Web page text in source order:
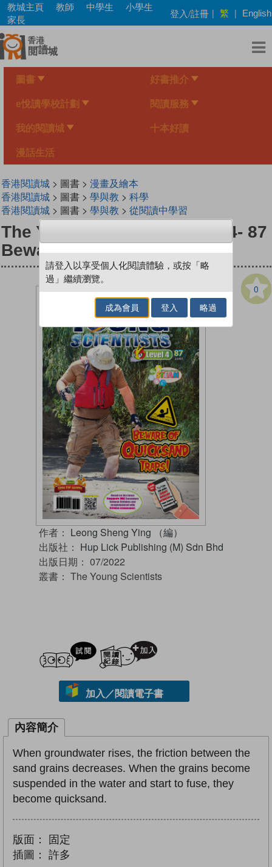
Skip
main
content
教城主頁 教師 中學生
小學生
家長
登入/註冊 | 繁 | English
圖書 好書推介
e悅讀學校計劃 閱讀服務
我的閱讀城 十本好讀
漫話生活
香港閱讀城> 圖書 > 漫畫及繪本
香港閱讀城> 圖書 > 學與教 > 科學
香港閱讀城> 圖書 > 學與教 > 從閱讀中學習
The Young Scientists Level 4- 87
Beware of Quicksand Traps!
0
作者： Leong Sheng Ying （編）
出版社： Hup Lick Publishing (M) Sdn Bhd
出版日期： 07/2022
叢書： The Young Scientists
試閲
加入／閱讀電子書
內容簡介
When groundwater rises, the friction between the
sand grains decreases. When the grains become
suspended in the water and start to fuse, they
become quicksand.
版面：
固定
插圖：
許多
請登入以享受個人化閱讀體驗，或按「略
過」繼續瀏覽。
成為會員 登入 略過